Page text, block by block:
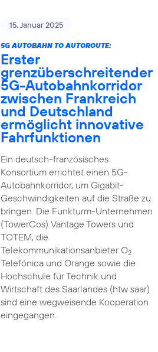
15. Januar 2025
5G AUTOBAHN TO AUTOROUTE:
Erster
grenzüberschreitender
5G-Autobahnkorridor
zwischen Frankreich
und Deutschland
ermöglicht innovative
Fahrfunktionen
Ein deutsch-französisches
Konsortium errichtet einen 5G-
Autobahnkorridor, um Gigabit-
Geschwindigkeiten auf die Straße zu
bringen. Die Funkturm-Unternehmen
(TowerCos) Vantage Towers und
TOTEM, die
Telekommunikationsanbieter O2
Telefónica und Orange sowie die
Hochschule für Technik und
Wirtschaft des Saarlandes (htw saar)
sind eine wegweisende Kooperation
eingegangen.